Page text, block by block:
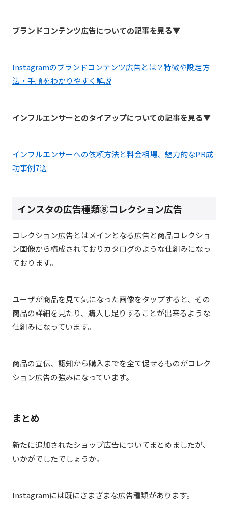
ブランドコンテンツ広告についての記事を見る▼
Instagramのブランドコンテンツ広告とは？特徴や設定方
法・手順をわかりやすく解説
インフルエンサーとのタイアップについての記事を見る▼
インフルエンサーへの依頼方法と料金相場、魅力的なPR成
功事例7選
インスタの広告種類⑧コレクション広告
コレクション広告とはメインとなる広告と商品コレクショ
ン画像から構成されておりカタログのような仕組みになっ
ております。
ユーザが商品を見て気になった画像をタップすると、その
商品の詳細を見たり、購入し足りすることが出来るような
仕組みになっています。
商品の宣伝、認知から購入までを全て促せるものがコレク
ション広告の強みになっています。
まとめ
新たに追加されたショップ広告についてまとめましたが、
いかがでしたでしょうか。
Instagramには既にさまざまな広告種類があります。